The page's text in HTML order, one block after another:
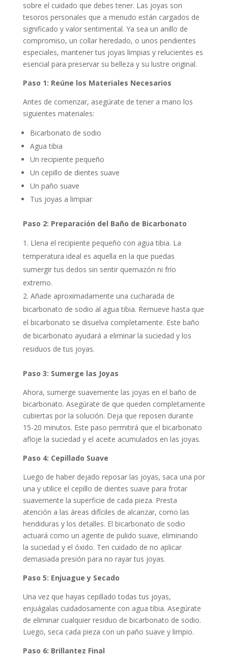
sobre el cuidado que debes tener. Las joyas son
tesoros personales que a menudo están cargados de
significado y valor sentimental. Ya sea un anillo de
compromiso, un collar heredado, o unos pendientes
especiales, mantener tus joyas limpias y relucientes es
esencial para preservar su belleza y su lustre original.
Paso 1: Reúne los Materiales Necesarios
Antes de comenzar, asegúrate de tener a mano los
siguientes materiales:
Bicarbonato de sodio
Agua tibia
Un recipiente pequeño
Un cepillo de dientes suave
Un paño suave
Tus joyas a limpiar
Paso 2: Preparación del Baño de Bicarbonato
Llena el recipiente pequeño con agua tibia. La
temperatura ideal es aquella en la que puedas
sumergir tus dedos sin sentir quemazón ni frío
extremo.
Añade aproximadamente una cucharada de
bicarbonato de sodio al agua tibia. Remueve hasta que
el bicarbonato se disuelva completamente. Este baño
de bicarbonato ayudará a eliminar la suciedad y los
residuos de tus joyas.
Paso 3: Sumerge las Joyas
Ahora, sumerge suavemente las joyas en el baño de
bicarbonato. Asegúrate de que queden completamente
cubiertas por la solución. Deja que reposen durante
15-20 minutos. Este paso permitirá que el bicarbonato
afloje la suciedad y el aceite acumulados en las joyas.
Paso 4: Cepillado Suave
Luego de haber dejado reposar las joyas, saca una por
una y utilice el cepillo de dientes suave para frotar
suavemente la superficie de cada pieza. Presta
atención a las áreas difíciles de alcanzar, como las
hendiduras y los detalles. El bicarbonato de sodio
actuará como un agente de pulido suave, eliminando
la suciedad y el óxido. Ten cuidado de no aplicar
demasiada presión para no rayar tus joyas.
Paso 5: Enjuague y Secado
Una vez que hayas cepillado todas tus joyas,
enjuágalas cuidadosamente con agua tibia. Asegúrate
de eliminar cualquier residuo de bicarbonato de sodio.
Luego, seca cada pieza con un paño suave y limpio.
Paso 6: Brillantez Final